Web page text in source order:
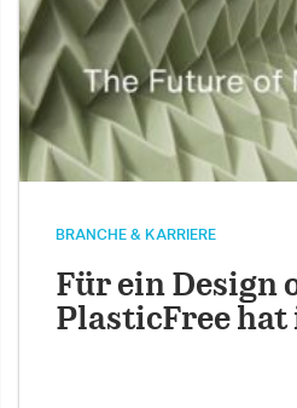
BRANCHE & KARRIERE
Für ein Design
PlasticFree hat